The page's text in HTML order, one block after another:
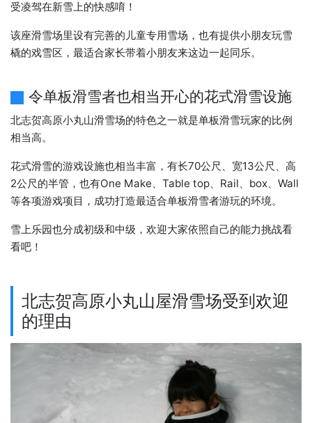
受凌驾在新雪上的快感唷！
该座滑雪场里设有完善的儿童专用雪场，也有提供小朋友玩雪
橇的戏雪区，最适合家长带着小朋友来这边一起同乐。
令单板滑雪者也相当开心的花式滑雪设施
北志贺高原小丸山滑雪场的特色之一就是单板滑雪玩家的比例
相当高。
花式滑雪的游戏设施也相当丰富，有长70公尺、宽13公尺、高
2公尺的半管，也有One Make、Table top、Rail、box、Wall
等各项游戏项目，成功打造最适合单板滑雪者游玩的环境。
雪上乐园也分成初级和中级，欢迎大家依照自己的能力挑战看
看吧！
北志贺高原小丸山屋滑雪场受到欢迎
的理由